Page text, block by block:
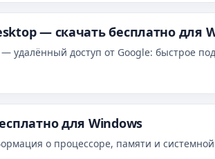
— скачать бесплатно для
удалённый доступ от Google: быстрое
для Windows
о процессоре, памяти и